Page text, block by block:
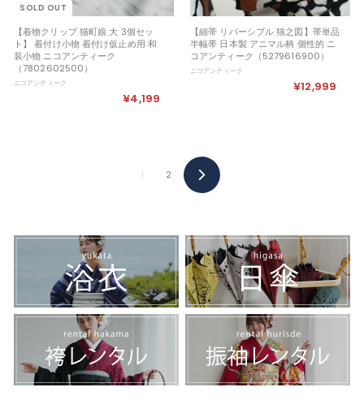
SOLD OUT
【着物クリップ 猫町娘 大 3個セッ
ト】 着付け小物 着付け仮止め用 和
装小物 ニコアンティーク
（7802602500）
ニコアンティーク
¥4,199
9
【細帯 リバーシブル 猫之図】帯単品
半幅帯 日本製 アニマル柄 個性的 ニ
コアンティーク（5279616900）
ニコアンティーク
¥12,999
1 2
Next